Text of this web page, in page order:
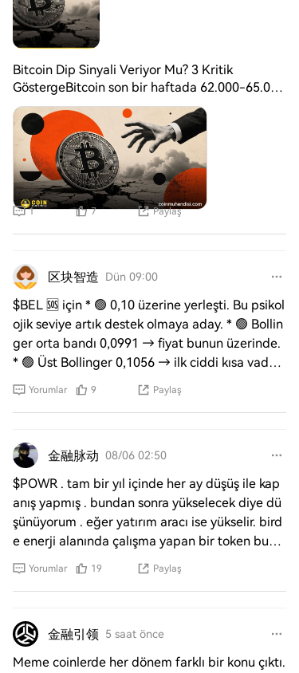
Bitcoin Dip Sinyali Veriyor Mu? 3 Kritik
GöstergeBitcoin son bir haftada 62.000-65.000
dolar aralığında sıkışık bir görünüm
sergiledi. Bitcoin için zincir üstü veriler olası bir
toparlanma ihtimalinin güçlendiğine işaret
ederken, uzun vadeli spot akışları satıcıların
piyasadaki etkisini tamamen kaybetmediğini
gösteriyor.$BTC
1 7 Paylaş
区块智造 Dün 09:00
$BEL 🆘 için * 🟢 0,10 üzerine yerleşti. Bu psikol
ojik seviye artık destek olmaya aday. * 🟢 Bollin
ger orta bandı 0,0991 → fiyat bunun üzerinde.
* 🟢 Üst Bollinger 0,1056 → ilk ciddi kısa vadeli
hedef bur
Yorumlar 9 Paylaş
金融脉动 08/06 02:50
$POWR . tam bir yıl içinde her ay düşüş ile kap
anış yapmış . bundan sonra yükselecek diye dü
şünüyorum . eğer yatırım aracı ise yükselir. bird
e enerji alanında çalışma yapan bir token bund
an dolayı bil
Yorumlar 19 Paylaş
金融引领 5 saat önce
Meme coinlerde her dönem farklı bir konu çıktı.